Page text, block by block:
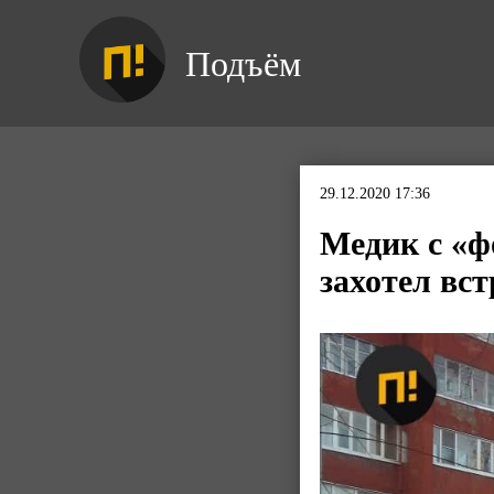
Подъём
29.12.2020 17:36
Медик с
захотел